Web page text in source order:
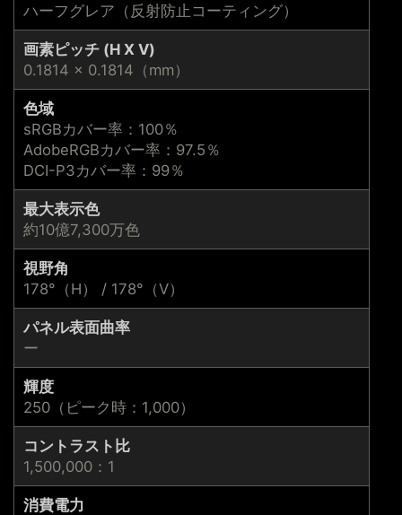
ハーフグレア（反射防止コーティング）
画素ピッチ (H X V)
0.1814 × 0.1814（mm）
色域
sRGBカバー率：100％
AdobeRGBカバー率：97.5％
DCI-P3カバー率：99％
最大表示色
約10億7,300万色
視野角
178°（H） / 178°（V）
パネル表面曲率
ー
輝度
250（ピーク時：1,000）
コントラスト比
1,500,000：1
消費電力